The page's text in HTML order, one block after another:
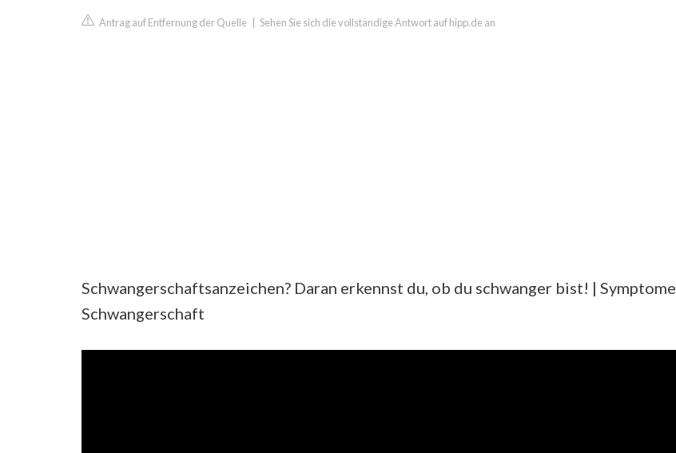
Antrag auf Entfernung der Quelle Sehen Sie sich die vollständige Antwort auf hipp.de an
Schwangerschaftsanzeichen? Daran erkennst du, ob du schwanger bist! | Symptome
Schwangerschaft